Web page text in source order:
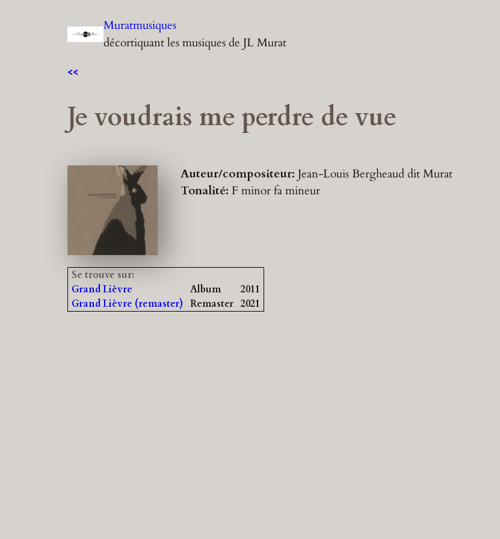
Muratmusiques
décortiquant les musiques de JL Murat
<<
Je voudrais me perdre de vue
Auteur/compositeur:Jean-Louis Bergheaud dit Murat
Tonalité: F minor fa mineur
Se trouve sur:
Grand Lièvre
Album
2011
Grand Lièvre (remaster) Remaster 2021